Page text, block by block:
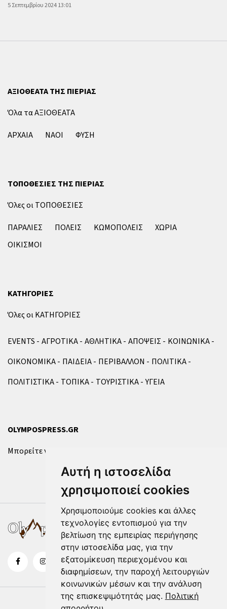
Αυτή η ιστοσελίδα
χρησιμοποιεί cookies
Χρησιμοποιούμε cookies και άλλες
τεχνολογίες εντοπισμού για την
βελτίωση της εμπειρίας περιήγησης
στην ιστοσελίδα μας, για την
εξατομίκευση περιεχομένου και
διαφημίσεων, την παροχή λειτουργιών
κοινωνικών μέσων και την ανάλυση
της επισκεψιμότητάς μας. Πολιτική
5 Σεπτεμβρίου 2024 13:01
ΑΞΙΟΘΕΑΤΑ ΤΗΣ ΠΙΕΡΙΑΣ
Όλα τα ΑΞΙΟΘΕΑΤΑ
ΑΡΧΑΙΑ
ΝΑΟΙ ΦΥΣΗ
ΤΟΠΟΘΕΣΙΕΣ ΤΗΣ ΠΙΕΡΙΑΣ
Όλες οι ΤΟΠΟΘΕΣΙΕΣ
ΠΑΡΑΛΙΕΣ
ΠΟΛΕΙΣ ΚΩΜΟΠΟΛΕΙΣ
ΧΩΡΙΑ
ΟΙΚΙΣΜΟΙ
ΚΑΤΗΓΟΡΙΕΣ
Όλες οι ΚΑΤΗΓΟΡΙΕΣ
EVENTS ΑΓΡΟΤΙΚΑ ΑΘΛΗΤΙΚΑ ΑΠΟΨΕΙΣ
ΚΟΙΝΩΝΙΚΑ
ΟΙΚΟΝΟΜΙΚΑ
ΠΑΙΔΕΙΑ ΠΕΡΙΒΑΛΛΟΝ
ΠΟΛΙΤΙΚΑ
ΠΟΛΙΤΙΣΤΙΚΑ
ΤΟΠΙΚΑ ΤΟΥΡΙΣΤΙΚΑ ΥΓΕΙΑ
OLYMPOSPRESS.GR
Μπορείτε να επικοινωνήσετε μαζί μας μέσω της